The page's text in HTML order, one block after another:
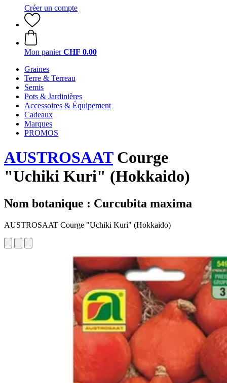
Créer un compte
Mon panier CHF 0.00
Graines
Terre & Terreau
Semis
Pots & Jardinières
Accessoires & Équipement
Cadeaux
Marques
PROMOS
AUSTROSAATCourge
"Uchiki Kuri" (Hokkaido)
Nom botanique : Curcubita maxima
AUSTROSAAT Courge "Uchiki Kuri" (Hokkaido)